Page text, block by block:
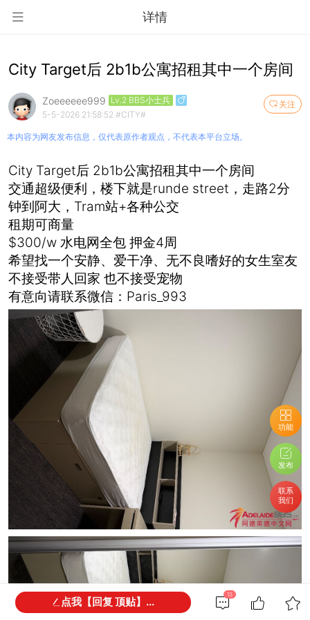
详情
功能
发布
联系
我们
City Target后 2b1b公寓招租其中一个房间
关注
Zoeeeeee999 Lv.2 BBS小士兵
5-5-2026 21:58:52 #CITY#
本内容为网友发布信息，仅代表原作者观点，不代表本平台立场。
City Target后 2b1b公寓招租其中一个房间
交通超级便利，楼下就是runde street，走路2分
钟到阿大，Tram站+各种公交
租期可商量
$300/w 水电网全包 押金4周
希望找一个安静、爱干净、无不良嗜好的女生室友
不接受带人回家 也不接受宠物
有意向请联系微信：Paris_993
13
点我【回复 顶贴】...